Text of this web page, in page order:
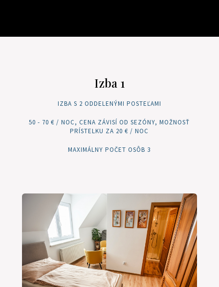
Izba 1
IZBA S 2 ODDELENÝMI POSTEĽAMI
50 - 70 € / NOC, CENA ZÁVISÍ OD SEZÓNY, MOŽNOSŤ
PRÍSTELKU ZA 20 € / NOC
MAXIMÁLNY POČET OSÔB 3